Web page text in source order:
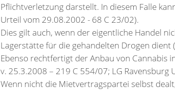
Pflichtverletzung darstellt. In diesem Falle
Urteil vom 29.08.2002 - 68 C 23/02).
Dies gilt auch, wenn der eigentliche Handel
Lagerstätte für die gehandelten Drogen
Ebenso rechtfertigt der Anbau von Cannabis
v. 25.3.2008 – 219 C 554/07; LG Ravensburg
Wenn nicht die Mietvertragspartei selbst